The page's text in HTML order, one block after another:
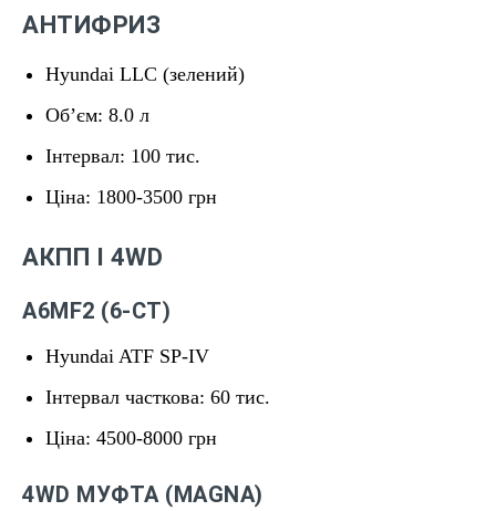
АНТИФРИЗ
Hyundai LLC (зелений)
Обʼєм: 8.0 л
Інтервал: 100 тис.
Ціна: 1800-3500 грн
АКПП І 4WD
A6MF2 (6-СТ)
Hyundai ATF SP-IV
Інтервал часткова: 60 тис.
Ціна: 4500-8000 грн
4WD МУФТА (MAGNA)